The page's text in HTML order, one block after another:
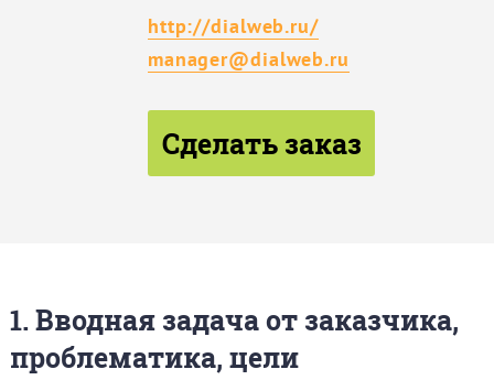
http://dialweb.ru/
manager@dialweb.ru
Сделать заказ
1. Вводная задача от заказчика,
проблематика, цели